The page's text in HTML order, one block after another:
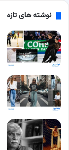
نوشته های تازه